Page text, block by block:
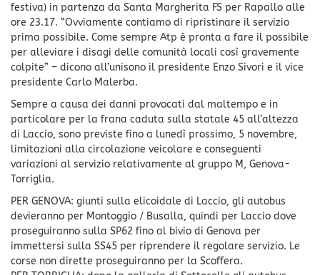
festiva) in partenza da Santa Margherita FS per Rapallo alle
ore 23.17. “Ovviamente contiamo di ripristinare il servizio
prima possibile. Come sempre Atp è pronta a fare il possibile
per alleviare i disagi delle comunità locali così gravemente
colpite” – dicono all’unisono il presidente Enzo Sivori e il vice
presidente Carlo Malerba.
Sempre a causa dei danni provocati dal maltempo e in
particolare per la frana caduta sulla statale 45 all’altezza
di Laccio, sono previste fino a lunedì prossimo, 5 novembre,
limitazioni alla circolazione veicolare e conseguenti
variazioni al servizio relativamente al gruppo M, Genova-
Torriglia.
PER GENOVA: giunti sulla elicoidale di Laccio, gli autobus
devieranno per Montoggio / Busalla, quindi per Laccio dove
proseguiranno sulla SP62 fino al bivio di Genova per
immettersi sulla SS45 per riprendere il regolare servizio. Le
corse non dirette proseguiranno per la Scoffera.